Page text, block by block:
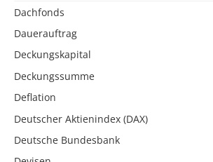
Dachfonds
Dauerauftrag
Deckungskapital
Deckungssumme
Deflation
Deutscher Aktienindex (DAX)
Deutsche Bundesbank